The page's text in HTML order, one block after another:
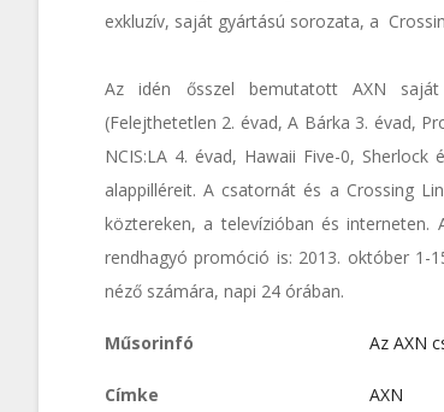
exkluzív, saját gyártású sorozata, a
Az idén ősszel bemutatott AXN saját
(Felejthetetlen 2. évad, A Bárka 3. évad,
NCIS:LA 4. évad, Hawaii Five-0,
alappilléreit. A csatornát és a Crossing
köztereken, a televízióban és
rendhagyó promóció is: 2013. október 1-
néző számára, napi 24 órában.
Műsorinfó Az AXN
Címke AXN